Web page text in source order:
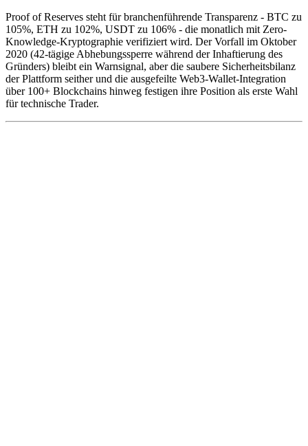
Proof of Reserves steht für branchenführende Transparenz - BTC zu
105%, ETH zu 102%, USDT zu 106% - die monatlich mit Zero-
Knowledge-Kryptographie verifiziert wird. Der Vorfall im Oktober
2020 (42-tägige Abhebungssperre während der Inhaftierung des
Gründers) bleibt ein Warnsignal, aber die saubere Sicherheitsbilanz
der Plattform seither und die ausgefeilte Web3-Wallet-Integration
über 100+ Blockchains hinweg festigen ihre Position als erste Wahl
für technische Trader.